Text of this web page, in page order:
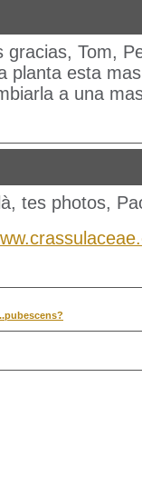
gracias, Tom,
planta esta
a una
tes photos,